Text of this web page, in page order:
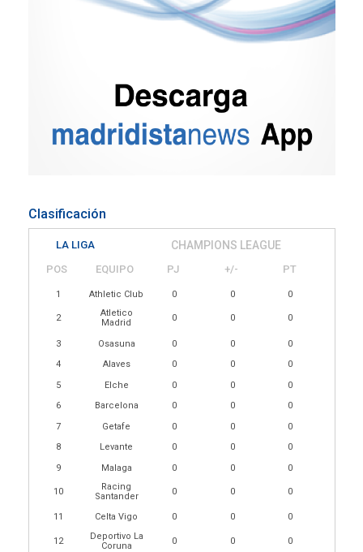
Clasificación
LA LIGA CHAMPIONS LEAGUE
POS EQUIPO PJ +/- PT
1 Athletic Club 0 0 0
2
Atletico
Madrid
0 0 0
3 Osasuna 0 0
0
4
Alaves 0 0
0
5
Elche 0 0
0
6
Barcelona 0 0
0
7
Getafe 0 0
0
8
Levante 0 0
0
9
Malaga 0 0 0
10
Racing
Santander
0 0 0
11 Celta Vigo 0 0 0
12
Deportivo La
Coruna
0 0 0